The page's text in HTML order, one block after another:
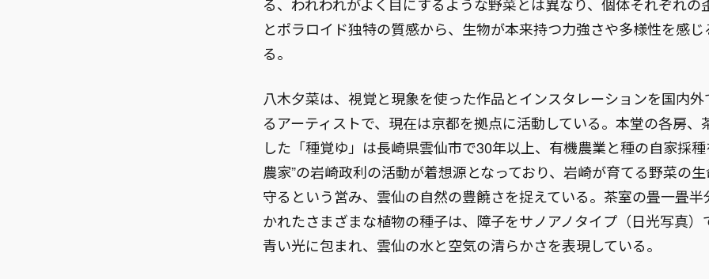
とポラロイド独特の質感から、生物が本来持つ力強さや多様性を感
る。
八木夕菜は、視覚と現象を使った作品とインスタレーションを国内
るアーティストで、現在は京都を拠点に活動している。本堂の各房、
した「種覚ゆ」は長崎県雲仙市で30年以上、有機農業と種の自家採
農家”の岩崎政利の活動が着想源となっており、岩崎が育てる野菜の
守るという営み、雲仙の自然の豊饒さを捉えている。茶室の畳一畳
かれたさまざまな植物の種子は、障子をサノアノタイプ（日光写真）
青い光に包まれ、雲仙の水と空気の清らかさを表現している。